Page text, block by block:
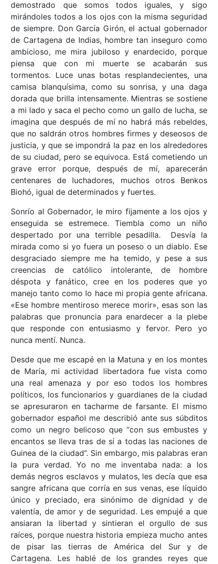
demostrado que somos todos iguales, y sigo
mirándoles todos a los ojos con la misma seguridad
de siempre. Don García Girón, el actual gobernador
de Cartagena de Indias, hombre tan inseguro como
ambicioso, me mira jubiloso y enardecido, porque
piensa que con mi muerte se acabarán sus
tormentos. Luce unas botas resplandecientes, una
camisa blanquísima, como su sonrisa, y una daga
dorada que brilla intensamente. Mientras se sostiene
a mi lado y saca el pecho como un gallo de lucha, se
imagina que después de mí no habrá más rebeldes,
que no saldrán otros hombres firmes y deseosos de
justicia, y que se impondrá la paz en los alrededores
de su ciudad, pero se equivoca. Está cometiendo un
grave error porque, después de mí, aparecerán
centenares de luchadores, muchos otros Benkos
Biohó, igual de determinados y fuertes.
Sonrío al Gobernador, le miro fijamente a los ojos y
enseguida se estremece. Tiembla como un niño
despertado por una terrible pesadilla. Desvía la
mirada como si yo fuera un poseso o un diablo. Ese
desgraciado siempre me ha temido, y pese a sus
creencias de católico intolerante, de hombre
déspota y fanático, cree en los poderes que yo
manejo tanto como lo hace mi propia gente africana.
«Ese hombre mentiroso merece morir», esas son las
palabras que pronuncia para enardecer a la plebe
que responde con entusiasmo y fervor. Pero yo
nunca mentí. Nunca.
Desde que me escapé en la Matuna y en los montes
de María, mi actividad libertadora fue vista como
una real amenaza y por eso todos los hombres
políticos, los funcionarios y guardianes de la ciudad
se apresuraron en tacharme de farsante. El mismo
gobernador español me describió ante sus súbditos
como un negro belicoso que “con sus embustes y
encantos se lleva tras de sí a todas las naciones de
Guinea de la ciudad”. Sin embargo, mis palabras eran
la pura verdad. Yo no me inventaba nada: a los
demás negros esclavos y mulatos, les decía que esa
sangre africana que corría en sus venas, ese líquido
único y preciado, era sinónimo de dignidad y de
valentía, de amor y de seguridad. Les empujé a que
ansiaran la libertad y sintieran el orgullo de sus
raíces, porque nuestra historia empieza mucho antes
de pisar las tierras de América del Sur y de
Cartagena. Les hablé de los grandes reyes que